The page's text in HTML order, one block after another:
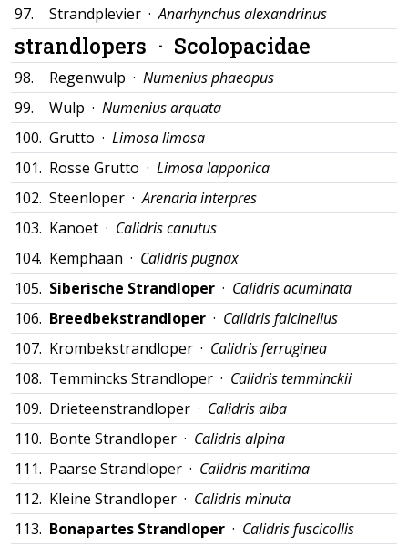
97.
Strandplevier ·Anarhynchus alexandrinus
strandlopers · Scolopacidae
98. Regenwulp · Numenius phaeopus
99.
Wulp · Numenius arquata
100. Grutto · Limosa limosa
101. Rosse Grutto · Limosa lapponica
102. Steenloper ·Arenaria interpres
103. Kanoet · Calidris canutus
104. Kemphaan · Calidris pugnax
105. Siberische Strandloper · Calidris acuminata
106. Breedbekstrandloper · Calidris falcinellus
107. Krombekstrandloper · Calidris ferruginea
108. Temmincks Strandloper · Calidris temminckii
109. Drieteenstrandloper · Calidris alba
110. Bonte Strandloper · Calidris alpina
111. Paarse Strandloper · Calidris maritima
112. Kleine Strandloper · Calidris minuta
113. Bonapartes Strandloper · Calidris fuscicollis